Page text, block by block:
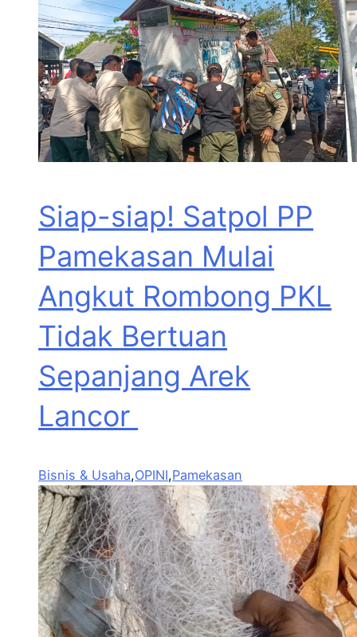
Siap-siap! Satpol PP
Pamekasan Mulai
Angkut Rombong PKL
Tidak Bertuan
Sepanjang Arek
Lancor
Bisnis & Usaha,OPINI,Pamekasan